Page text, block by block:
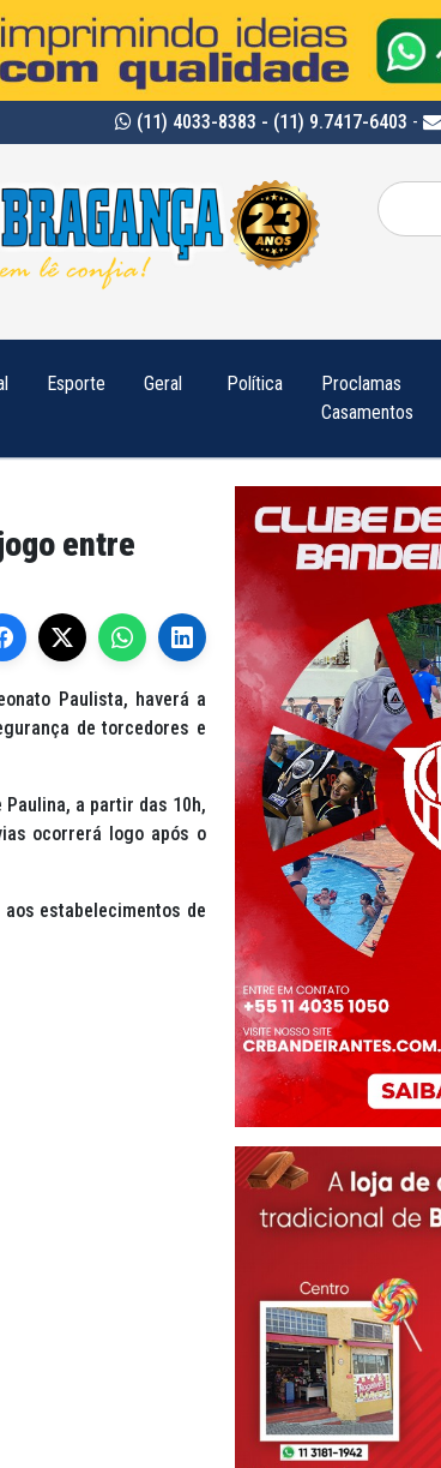
(11) 4033-8383 - (11) 9.7417-6403 -
Pesquisar
por:
Esporte Geral Política
Proclamas
Casamentos
entre
Paulista, haverá a
de torcedores e
a partir das 10h,
ocorrerá logo após o
estabelecimentos de